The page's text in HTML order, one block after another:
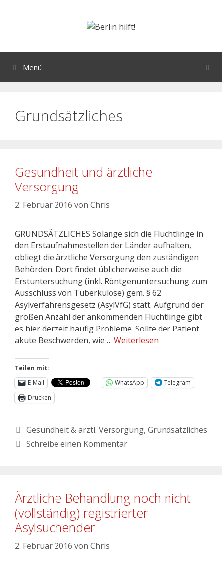
Menü
Grundsätzliches
Gesundheit und ärztliche
Versorgung
2. Februar 2016 von Chris
GRUNDSÄTZLICHES Solange sich die Flüchtlinge in
den Erstaufnahmestellen der Länder aufhalten,
obliegt die ärztliche Versorgung den zuständigen
Behörden. Dort findet üblicherweise auch die
Erstuntersuchung (inkl. Röntgenuntersuchung zum
Ausschluss von Tuberkulose) gem. § 62
Asylverfahrensgesetz (AsylVfG) statt. Aufgrund der
großen Anzahl der ankommenden Flüchtlinge gibt
es hier derzeit häufig Probleme. Sollte der Patient
akute Beschwerden, wie … Weiterlesen
Teilen mit:
E-Mail
WhatsApp
Telegram
Drucken
Gesundheit & ärztl. Versorgung, Grundsätzliches
Schreibe einen Kommentar
Ärztliche Behandlung noch nicht
(vollständig) registrierter
Asylsuchender
2. Februar 2016 von Chris